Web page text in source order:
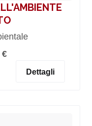
€
Dettagli